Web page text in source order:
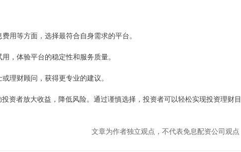
用等方面，选择最符合自身需求的平台。
，体验平台的稳定性和服务质量。
理财顾问，获得更专业的建议。
资者放大收益，降低风险。通过谨慎选择，投资者可以轻松实现投资理财目
文章为作者独立观点，不代表免息配资公司观点